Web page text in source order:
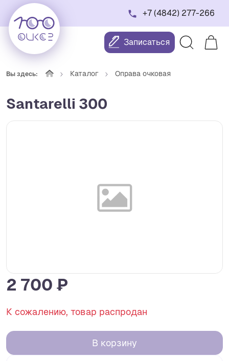
+7 (4842) 277-266
Записаться
Вы здесь: Каталог Оправа очковая
Santarelli 300
2 700 ₽
К сожалению, товар распродан
В корзину